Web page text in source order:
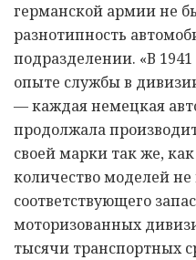
германской армии не
разнотипность
подразделении. «В
опыте службы в
— каждая немецкая
продолжала
своей марки так же,
количество моделей не
соответствующего
моторизованных
тысячи транспортных